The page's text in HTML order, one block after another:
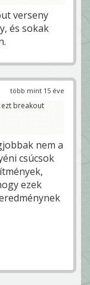
verseny
és sokak
több mint 15 éve
ezt breakout
nem a
csúcsok
ezek